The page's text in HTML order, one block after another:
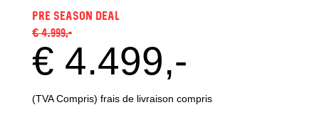
pre season deal
€ 4.999,-
€ 4.499,-
(TVA Compris) frais de livraison compris